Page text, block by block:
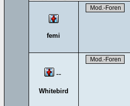
femi
--
Whitebird